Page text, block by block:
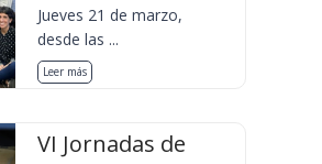
Jueves 21 de marzo,
desde las ...
Leer más
VI Jornadas de